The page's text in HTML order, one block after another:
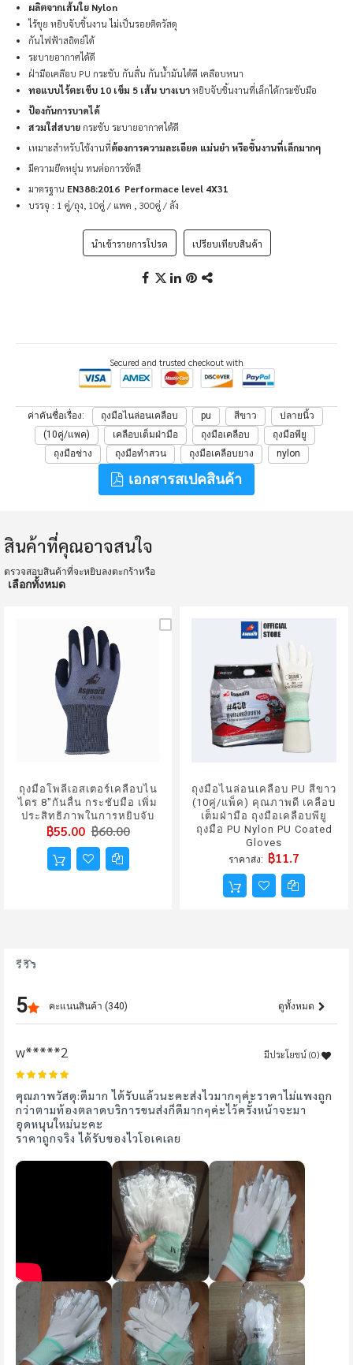
ผลิตจากเส้นใย Nylon
ไร้ขุย หยิบจับชิ้นงาน ไม่เป็นรอยติดวัสดุ
กันไฟฟ้าสถิตย์ได้
ระบายอากาศได้ดี
ฝ่ามือเคลือบ PU กระชับ กันลื่น กันน้ำมันได้ดี เคลือบหนา
ทอแบบไร้ตะเข็บ 10 เข็ม 5 เส้นบางเบาหยิบจับชิ้นงานที่เล็กได้กระชับมือ
ป้องกันการบาดได้
สวมใส่สบายกระชับ ระบายอากาศได้ดี
เหมาะสำหรับใช้งานที่ต้องการความละเอียด แม่นยำ หรือชิ้นงานที่เล็กมากๆ
มีความยืดหยุ่น ทนต่อการขัดสี
มาตรฐาน EN388:2016 Performace level 4X31
บรรจุ : 1 คู่/ถุง, 10คู่ / แพค , 300คู่ / ลัง
นำเข้ารายการโปรด เปรียบเทียบสินค้า
Secured and trusted checkout with
ค่าคันชื่อเรื่อง ถุงมือไนล่อนเคลือบ pu สีขาว
ปลายนิ้ว
(10คู่/แพค)
เคลือบเต็มฝ่ามือ ถุงมือเคลือบ
ถุงมือพียู
ถุงมือช่าง
ถุงมือทําสวน ถุงมือเคลือบยาง nylon
เอกสารสเปคสินค้า
สินค้าที่คุณอาจสนใจ
ตรวจสอบสินค้าที่จะหยิบลงตะกร้าหรือ
เลือกทั้งหมด
ถุงมือโพลีเอสเตอร์เคลือบไน
ไตร 8"กันลื่น กระชับมือ เพิ่ม
ประสิทธิภาพในการหยิบจับ
฿55.00 ฿60.00
ถุงมือไนล่อนเคลือบ PU สีขาว
(10คู่/แพ็ค) คุณภาพดี เคลือบ
เต็มฝ่ามือ ถุงมือเคลือบพียู
ถุงมือ PU Nylon PU Coated
Gloves
ราคาส่ง ฿11.7
รีวิว
5 คะแนนสินค้า (340) ดูทั้งหมด
w*****2
คุณภาพวัสดุ:ดีมาก ได้รับแล้วนะคะส่งไวมากๆค่ะราคาไม่แพงถูก
กว่าตามท้องตลาดบริการขนส่งก็ดีมากๆค่ะไว้ครั้งหน้าจะมา
อุดหนุนใหม่นะคะ
ราคาถูกจริง ได้รับของไวโอเคเลย
มีประโยชน์ (0)